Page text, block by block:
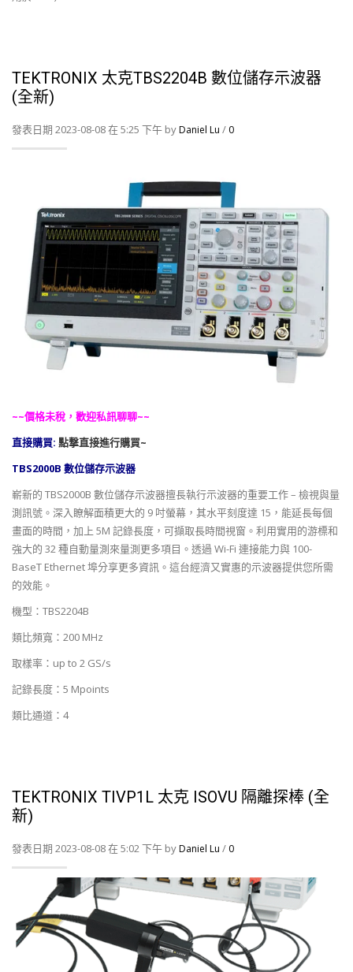
TEKTRONIX 太克TBS2204B 數位儲存示波器
(全新)
發表日期 2023-08-08 在 5:25 下午 byDaniel Lu / 0
~~價格未稅，歡迎私訊聊聊~~
直接購買: 點撃直接進行購買~
TBS2000B 數位儲存示波器
嶄新的 TBS2000B 數位儲存示波器擅長執行示波器的重要工作 – 檢視與量
測訊號。深入瞭解面積更大的 9 吋螢幕，其水平刻度達 15，能延長每個
畫面的時間，加上 5M 記錄長度，可擷取長時間視窗。利用實用的游標和
強大的 32 種自動量測來量測更多項目。透過 Wi-Fi 連接能力與 100-
BaseT Ethernet 埠分享更多資訊。這台經濟又實惠的示波器提供您所需
的效能。
機型：TBS2204B
類比頻寬：200 MHz
取樣率：up to 2 GS/s
記錄長度：5 Mpoints
類比通道：4
TEKTRONIX TIVP1L 太克 ISOVU 隔離探棒 (全
新)
發表日期 2023-08-08 在 5:02 下午 byDaniel Lu / 0